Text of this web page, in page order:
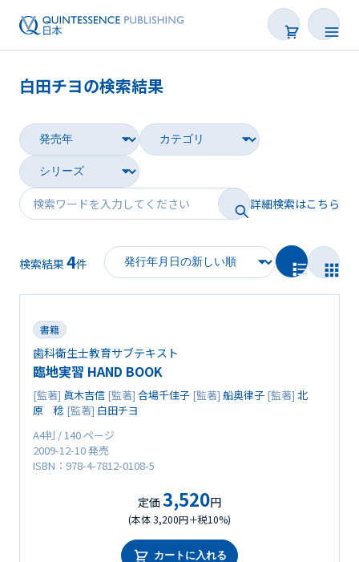
雑誌
映像
電子BOOK
著者一覧
白田チヨの検索結果
詳細検索はこちら
検索結果 4件
書籍
歯科衛生士教育サブテキスト
臨地実習 HAND BOOK
[監著] 眞木吉信 [監著] 合場千佳子 [監著] 船奥律子 [監著] 北
原 稔 [監著] 白田チヨ
A4判 / 140 ページ
2009-12-10 発売
ISBN：978-4-7812-0108-5
定価 3,520円
(本体 3,200円＋税10%)
カートに入れる